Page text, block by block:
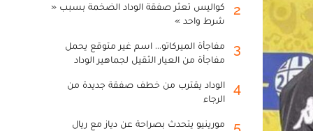
2
كواليس تعثر صفقة الوداد الضخمة بسبب «
شرط واحد »
3
مفاجأة الميركاتو... اسم غير متوقع يحمل
مفاجأة من العيار الثقيل لجماهير الوداد
4
الوداد يقترب من خطف صفقة جديدة من
الرجاء
5
مورينيو يتحدث بصراحة عن دياز مع ريال